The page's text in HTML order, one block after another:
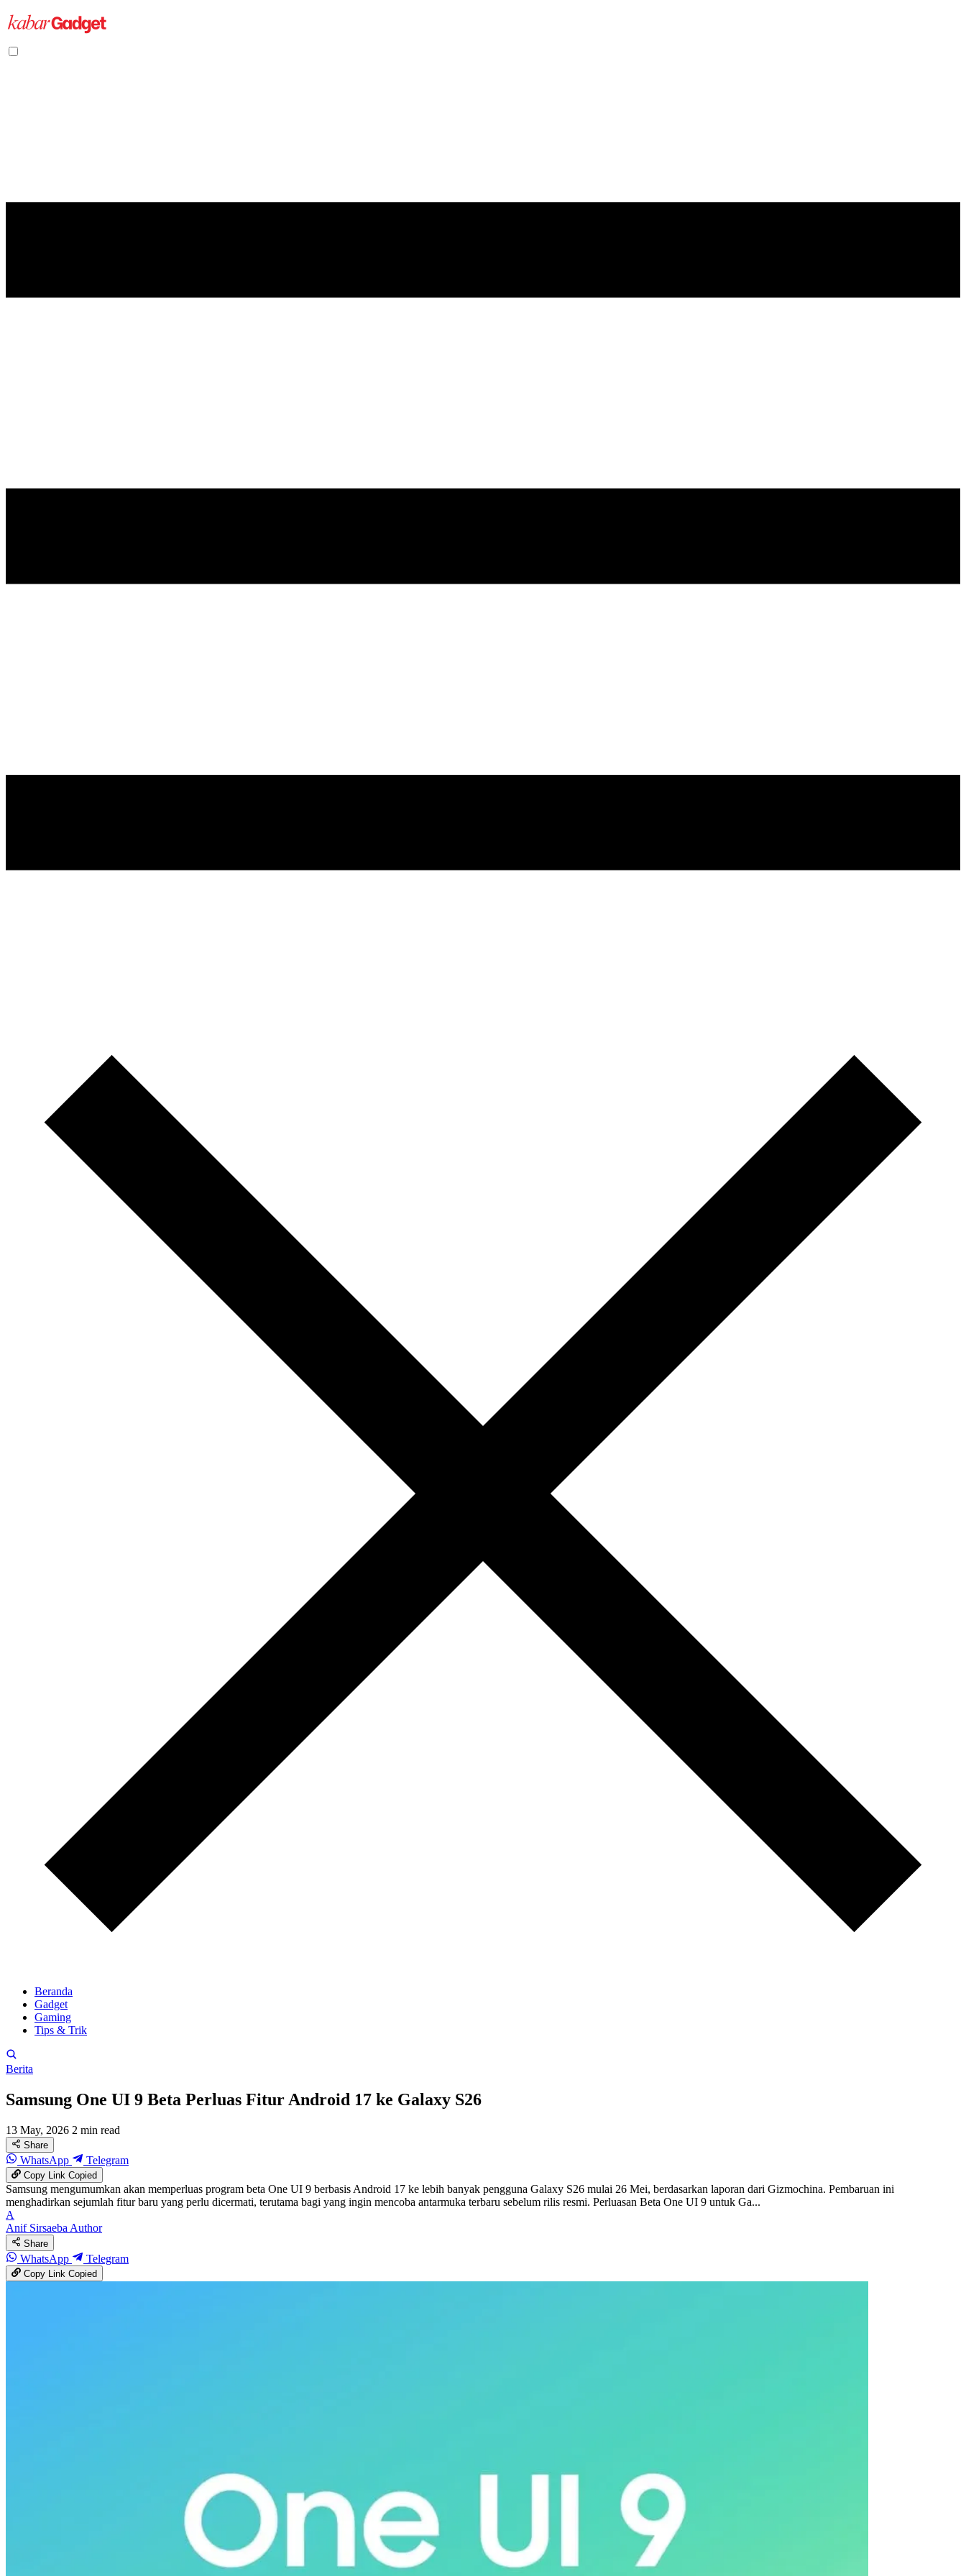
Beranda
Gadget
Gaming
Tips & Trik
Berita
Samsung One UI 9 Beta Perluas Fitur Android 17 ke Galaxy S26
13 May, 2026 2 min read
Share
WhatsApp Telegram
Copy LinkCopied
Samsung mengumumkan akan memperluas program beta One UI 9 berbasis Android 17 ke lebih banyak pengguna Galaxy S26 mulai 26 Mei, berdasarkan laporan dari Gizmochina. Pembaruan ini
menghadirkan sejumlah fitur baru yang perlu dicermati, terutama bagi yang ingin mencoba antarmuka terbaru sebelum rilis resmi. Perluasan Beta One UI 9 untuk Ga...
A
Anif SirsaebaAuthor
Share
WhatsApp Telegram
Copy LinkCopied